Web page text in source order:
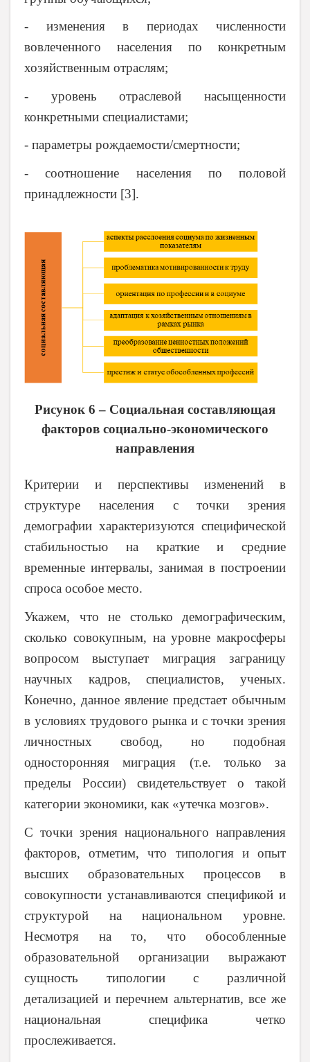
- изменения в периодах численности
вовлеченного населения по конкретным
хозяйственным отраслям;
- уровень отраслевой насыщенности
конкретными специалистами;
- параметры рождаемости/смертности;
- соотношение населения по половой
принадлежности [3].
Рисунок 6 – Социальная составляющая
факторов социально-экономического
направления
Критерии и перспективы изменений в
структуре населения с точки зрения
демографии характеризуются специфической
стабильностью на краткие и средние
временные интервалы, занимая в построении
спроса особое место.
Укажем, что не столько демографическим,
сколько совокупным, на уровне макросферы
вопросом выступает миграция заграницу
научных кадров, специалистов, ученых.
Конечно, данное явление предстает обычным
в условиях трудового рынка и с точки зрения
личностных свобод, но подобная
односторонняя миграция (т.е. только за
пределы России) свидетельствует о такой
категории экономики, как «утечка мозгов».
С точки зрения национального направления
факторов, отметим, что типология и опыт
высших образовательных процессов в
совокупности устанавливаются спецификой и
структурой на национальном уровне.
Несмотря на то, что обособленные
образовательной организации выражают
сущность типологии с различной
детализацией и перечнем альтернатив, все же
национальная специфика четко
прослеживается.